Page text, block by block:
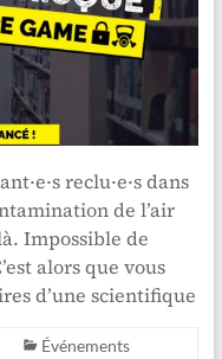
reclu·e·s dans
de l’air
Impossible de
alors que vous
d’une scientifique
Événements